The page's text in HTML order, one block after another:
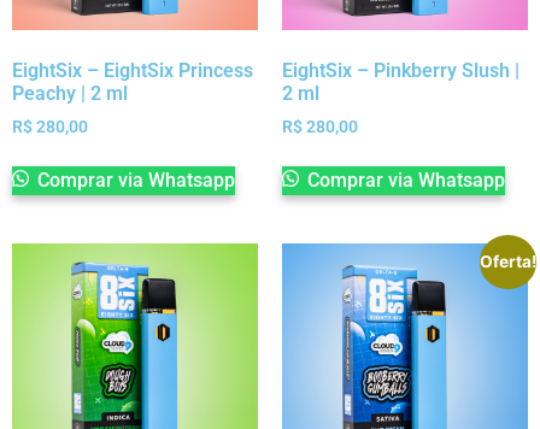
EightSix – EightSix Princess
Peachy | 2 ml
R$280,00
Comprar via Whatsapp
EightSix – Pinkberry Slush |
2 ml
R$280,00
Comprar via Whatsapp
Oferta!